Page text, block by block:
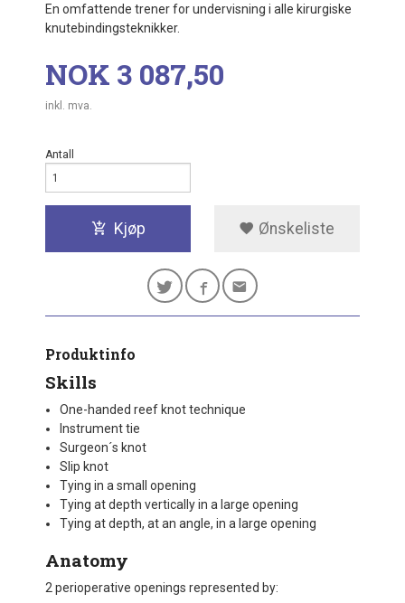
En omfattende trener for undervisning i alle kirurgiske
knutebindingsteknikker.
Pris
NOK 3 087,50
inkl. mva.
Antall
Kjøp Ønskeliste
Produktinfo
Skills
One-handed reef knot technique
Instrument tie
Surgeon´s knot
Slip knot
Tying in a small opening
Tying at depth vertically in a large opening
Tying at depth, at an angle, in a large opening
Anatomy
2 perioperative openings represented by: